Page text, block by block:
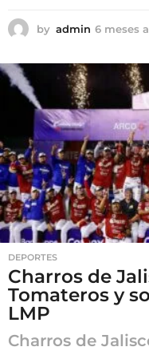
by admin 6 meses
DEPORTES
Charros de
Tomateros y
LMP
Charros de